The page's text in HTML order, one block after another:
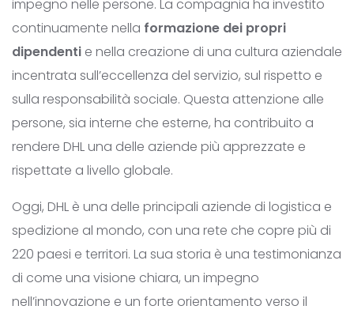
impegno nelle persone. La compagnia ha investito
continuamente nella formazione dei propri
dipendenti e nella creazione di una cultura aziendale
incentrata sull’eccellenza del servizio, sul rispetto e
sulla responsabilità sociale. Questa attenzione alle
persone, sia interne che esterne, ha contribuito a
rendere DHL una delle aziende più apprezzate e
rispettate a livello globale.
Oggi, DHL è una delle principali aziende di logistica e
spedizione al mondo, con una rete che copre più di
220 paesi e territori. La sua storia è una testimonianza
di come una visione chiara, un impegno
nell’innovazione e un forte orientamento verso il